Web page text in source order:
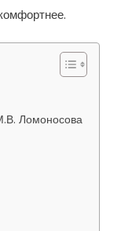
Ломоносова